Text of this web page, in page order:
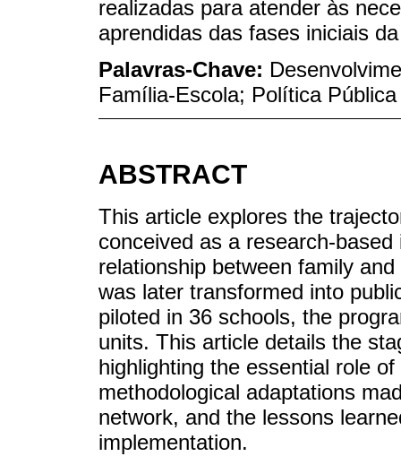
realizadas para atender às
aprendidas das fases iniciais
Palavras-Chave:
Família-Escola; Política
ABSTRACT
This article explores the
conceived as a research-
relationship between family
was later transformed into
piloted in 36 schools, the
units. This article details the
highlighting the essential role
methodological adaptations
network, and the lessons
implementation.